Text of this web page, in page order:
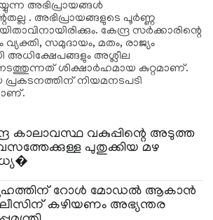
അഭിപ്രായങ്ങള്‍
. അഭിപ്രായങ്ങളുടെ പൂര്‍ണ്ണ
കേന്ദ്ര സർക്കാരിന്റെ
സമുദായം, മതം, രാജ്യം
അധിക്ഷേപങ്ങളും അശ്ലീല
ശിക്ഷാര്‍ഹമായ കുറ്റമാണ്.
പ്രകടനത്തിന് നിയമനടപടി
കാലാവസ്ഥ വകുപ്പിന്റെ അടുത്ത
പുതുക്കിയ മഴ
റോള്‍ മോഡല്‍ ആകാന്‍
കഴിയണം അഭ്യന്തര